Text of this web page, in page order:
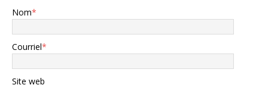
Nom*
Courriel*
Site web